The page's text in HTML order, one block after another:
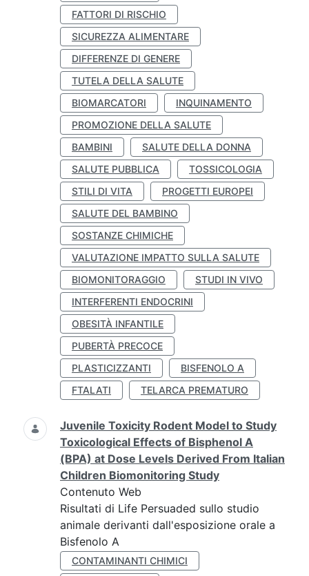
FATTORI DI RISCHIO
SICUREZZA ALIMENTARE
DIFFERENZE DI GENERE
TUTELA DELLA SALUTE
BIOMARCATORI
INQUINAMENTO
PROMOZIONE DELLA SALUTE
BAMBINI
SALUTE DELLA DONNA
SALUTE PUBBLICA
TOSSICOLOGIA
STILI DI VITA
PROGETTI EUROPEI
SALUTE DEL BAMBINO
SOSTANZE CHIMICHE
VALUTAZIONE IMPATTO SULLA SALUTE
BIOMONITORAGGIO
STUDI IN VIVO
INTERFERENTI ENDOCRINI
OBESITÀ INFANTILE
PUBERTÀ PRECOCE
PLASTICIZZANTI
BISFENOLO A
FTALATI
TELARCA PREMATURO
Juvenile Toxicity Rodent Model to Study
Toxicological Effects of Bisphenol A
(BPA) at Dose Levels Derived From Italian
Children Biomonitoring Study
Contenuto Web
Risultati di Life Persuaded sullo studio
animale derivanti dall'esposizione orale a
Bisfenolo A
CONTAMINANTI CHIMICI